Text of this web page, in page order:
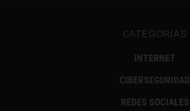
CATEGORÍAS
INTERNET
CIBERSEGURIDAD
REDES SOCIALES